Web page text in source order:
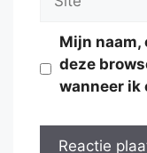
Mijn naam,
deze
wanneer ik